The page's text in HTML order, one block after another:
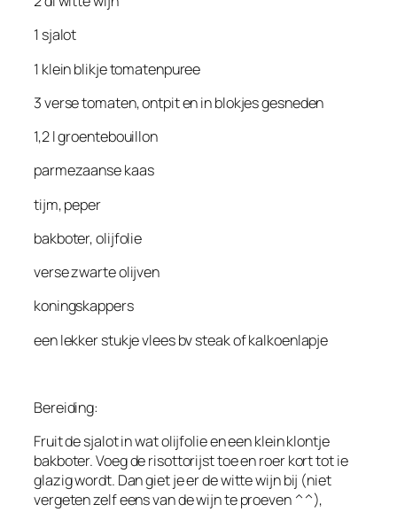
1 sjalot
1 klein blikje tomatenpuree
3 verse tomaten, ontpit en in blokjes gesneden
1,2 l groentebouillon
parmezaanse kaas
tijm, peper
bakboter, olijfolie
verse zwarte olijven
koningskappers
een lekker stukje vlees bv steak of kalkoenlapje
Bereiding:
Fruit de sjalot in wat olijfolie en een klein klontje
bakboter. Voeg de risottorijst toe en roer kort tot ie
glazig wordt. Dan giet je er de witte wijn bij (niet
vergeten zelf eens van de wijn te proeven ^^),